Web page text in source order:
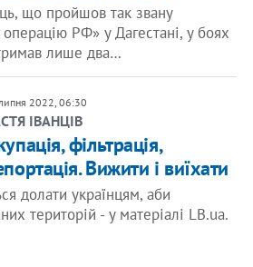
що пройшов так звану
РФ» у Дагестані, у боях
лише два…
2022, 06:30
ІВАНЦІВ
фільтрація,
Вижити і виїхати
долати українцям, аби
територій - у матеріалі LB.ua.